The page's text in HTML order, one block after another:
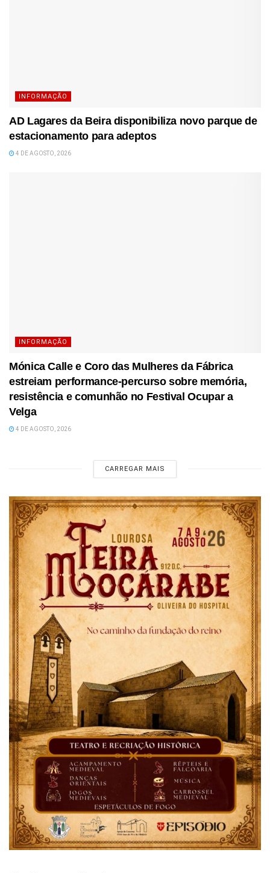
INFORMAÇÃO
AD Lagares da Beira disponibiliza novo parque de
estacionamento para adeptos
4 DE AGOSTO, 2026
INFORMAÇÃO
Mónica Calle e Coro das Mulheres da Fábrica
estreiam performance-percurso sobre memória,
resistência e comunhão no Festival Ocupar a
Velga
4 DE AGOSTO, 2026
CARREGAR MAIS